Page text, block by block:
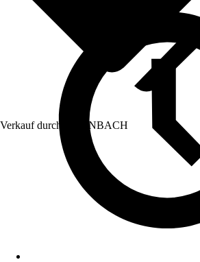
Verkauf durch: HORNBACH